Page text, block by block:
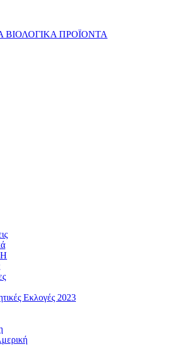
ΒΙΟΛΟΓΙΚΑ ΠΡΟΪΟΝΤΑ
Εκλογές 2023